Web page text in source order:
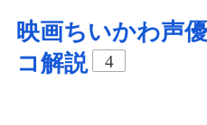
映画ちいかわ声
コ解説
4